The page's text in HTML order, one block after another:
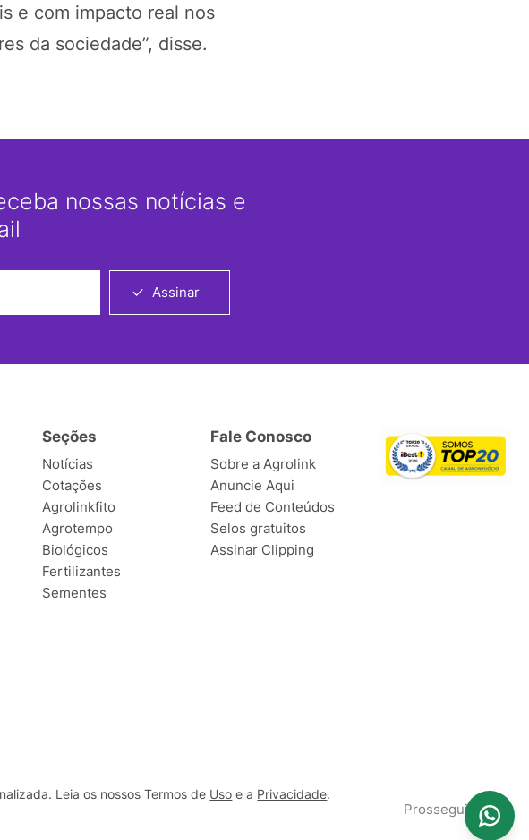
e com impacto real nos
da sociedade”, disse.
nossas notícias e
Assinar
Seções
Notícias
Cotações
Agrolinkfito
Agrotempo
Biológicos
Fertilizantes
Sementes
Fale Conosco
Sobre a Agrolink
Anuncie Aqui
Feed de Conteúdos
Selos gratuitos
Assinar Clipping
Leia os nossos Termos de Uso e a Privacidade.
Prosseguir